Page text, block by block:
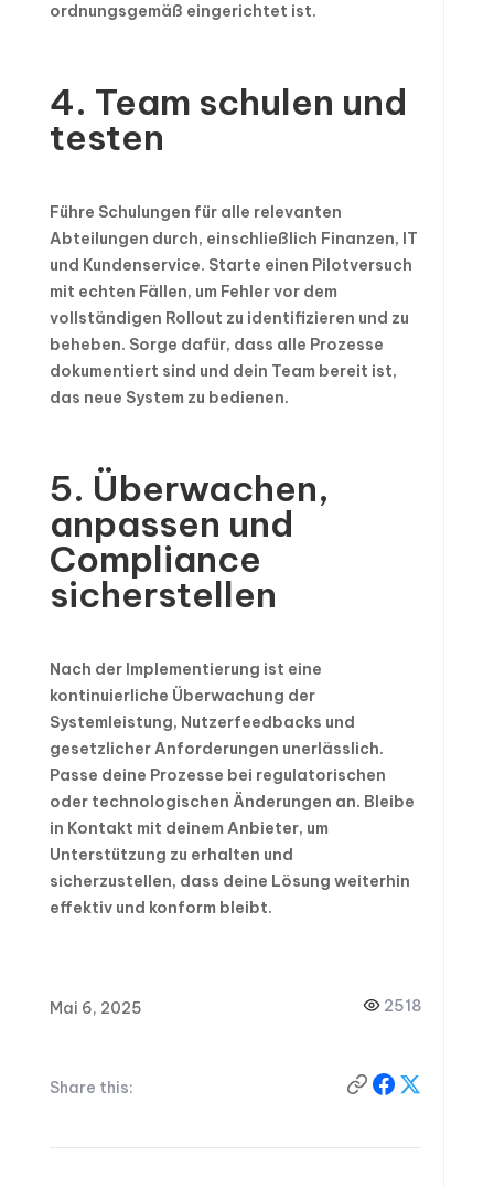
ordnungsgemäß eingerichtet ist.
4. Team schulen und
testen
Führe Schulungen für alle relevanten
Abteilungen durch, einschließlich Finanzen, IT
und Kundenservice. Starte einen Pilotversuch
mit echten Fällen, um Fehler vor dem
vollständigen Rollout zu identifizieren und zu
beheben. Sorge dafür, dass alle Prozesse
dokumentiert sind und dein Team bereit ist,
das neue System zu bedienen.
5. Überwachen,
anpassen und
Compliance
sicherstellen
Nach der Implementierung ist eine
kontinuierliche Überwachung der
Systemleistung, Nutzerfeedbacks und
gesetzlicher Anforderungen unerlässlich.
Passe deine Prozesse bei regulatorischen
oder technologischen Änderungen an. Bleibe
in Kontakt mit deinem Anbieter, um
Unterstützung zu erhalten und
sicherzustellen, dass deine Lösung weiterhin
effektiv und konform bleibt.
Mai 6, 2025 2518
Share this: